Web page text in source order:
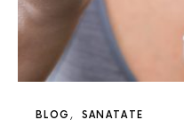
BLOG SANATATE